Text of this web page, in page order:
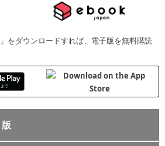
をダウンロードすれば、電子版を無料購読